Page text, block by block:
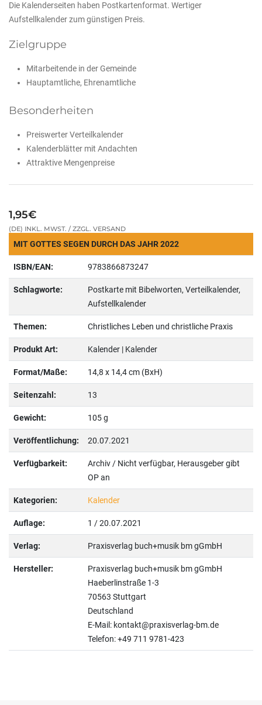
Die Kalenderseiten haben Postkartenformat. Wertiger
Aufstellkalender zum günstigen Preis.
Zielgruppe
Mitarbeitende in der Gemeinde
Hauptamtliche, Ehrenamtliche
Besonderheiten
Preiswerter Verteilkalender
Kalenderblätter mit Andachten
Attraktive Mengenpreise
1,95€
(DE) INKL. MWST. / ZZGL. VERSAND
MIT GOTTES SEGEN DURCH DAS JAHR 2022
ISBN/EAN: 9783866873247
Schlagworte:
Postkarte mit Bibelworten, Verteilkalender,
Aufstellkalender
Themen: Christliches Leben und christliche Praxis
Produkt Art: Kalender | Kalender
Format/Maße: 14,8 x 14,4 cm (BxH)
Seitenzahl: 13
Gewicht: 105 g
Veröffentlichung: 20.07.2021
Verfügbarkeit:
Archiv / Nicht verfügbar, Herausgeber gibt
OP an
Kategorien: Kalender
Auflage: 1 / 20.07.2021
Verlag: Praxisverlag buch+musik bm gGmbH
Hersteller:
Praxisverlag buch+musik bm gGmbH
Haeberlinstraße 1-3
70563 Stuttgart
Deutschland
E-Mail: kontakt@praxisverlag-bm.de
Telefon: +49 711 9781-423